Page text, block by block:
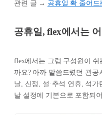
관련 글 → 공휴일 확 줄어드
공휴일, flex에서는
flex에서는 그럼 구성원이
까요? 아까 말씀드렸던 관공
날, 신정, 설·추석 연휴, 석
날 설정에 기본으로 포함되